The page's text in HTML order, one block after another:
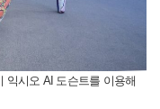
익시오 AI 도슨트를 이용해